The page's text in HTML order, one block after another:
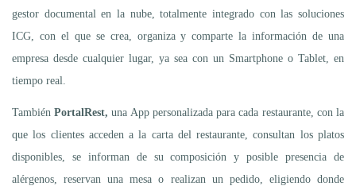
gestor documental en la nube, totalmente integrado con las soluciones
ICG, con el que se crea, organiza y comparte la información de una
empresa desde cualquier lugar, ya sea con un Smartphone o Tablet, en
tiempo real.
TambiénPortalRest, una App personalizada para cada restaurante, con la
que los clientes acceden a la carta del restaurante, consultan los platos
disponibles, se informan de su composición y posible presencia de
alérgenos, reservan una mesa o realizan un pedido, eligiendo donde